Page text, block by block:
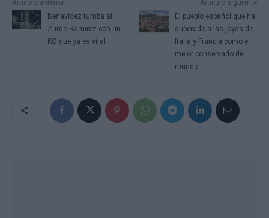
Artículo anterior
Benavidez tumba al
Zurdo Ramírez con un
KO que ya es viral
Artículo siguiente
El pueblo español que ha
superado a las joyas de
Italia y Francia como el
mejor conservado del
mundo